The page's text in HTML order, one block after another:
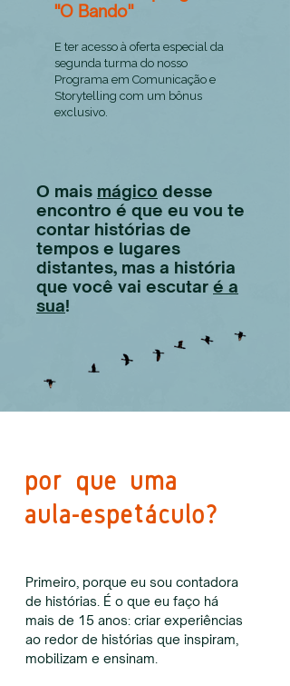
"O Bando"
E ter acesso à oferta especial da
segunda turma do nosso
Programa em Comunicação e
Storytelling com um bônus
exclusivo.
O mais mágico desse
encontro é que eu vou te
contar histórias de
tempos e lugares
distantes, mas a história
que você vai escutar é a
sua!
por que uma
aula-espetáculo?
Primeiro, porque eu sou contadora
de histórias. É o que eu faço há
mais de 15 anos: criar experiências
ao redor de histórias que inspiram,
mobilizam e ensinam.